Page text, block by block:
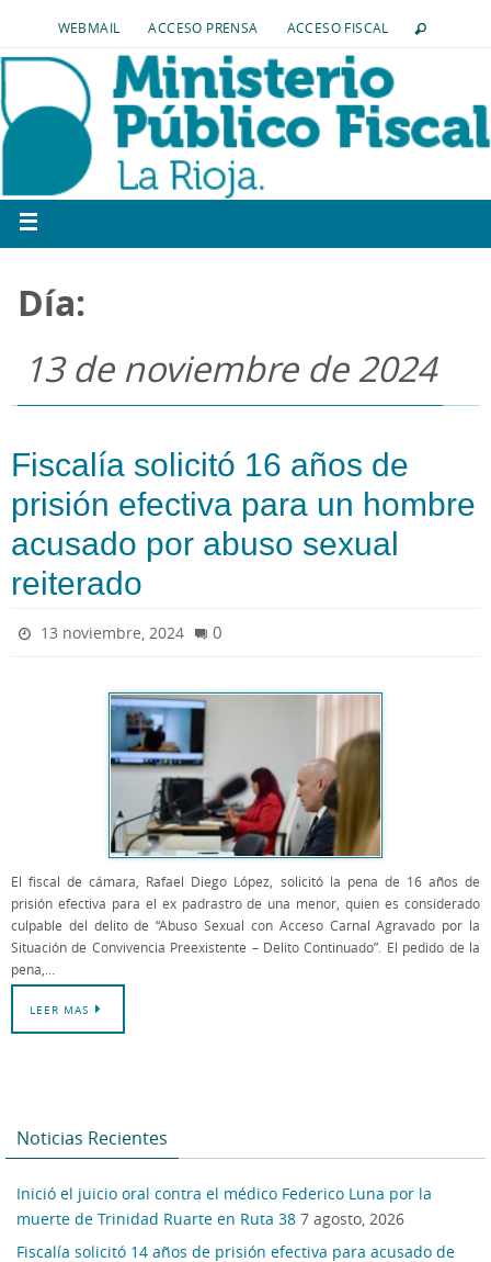
WEBMAIL ACCESO PRENSA ACCESO FISCAL
Día:
13 de noviembre de 2024
Fiscalía solicitó 16 años de
prisión efectiva para un hombre
acusado por abuso sexual
reiterado
13 noviembre, 2024 0
El fiscal de cámara, Rafael Diego López, solicitó la pena de 16 años de
prisión efectiva para el ex padrastro de una menor, quien es considerado
culpable del delito de “Abuso Sexual con Acceso Carnal Agravado por la
Situación de Convivencia Preexistente – Delito Continuado”. El pedido de la
pena,…
LEER MAS
Noticias Recientes
Inició el juicio oral contra el médico Federico Luna por la
muerte de Trinidad Ruarte en Ruta 38 7 agosto, 2026
Fiscalía solicitó 14 años de prisión efectiva para acusado de